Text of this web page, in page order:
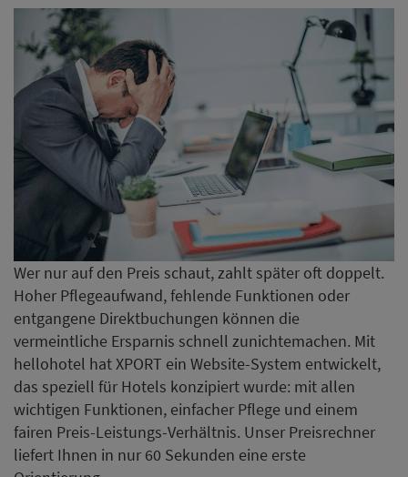
Wer nur auf den Preis schaut, zahlt später oft doppelt.
Hoher Pflegeaufwand, fehlende Funktionen oder
entgangene Direktbuchungen können die
vermeintliche Ersparnis schnell zunichtemachen. Mit
hellohotel hat XPORT ein Website-System entwickelt,
das speziell für Hotels konzipiert wurde: mit allen
wichtigen Funktionen, einfacher Pflege und einem
fairen Preis-Leistungs-Verhältnis. Unser Preisrechner
liefert Ihnen in nur 60 Sekunden eine erste